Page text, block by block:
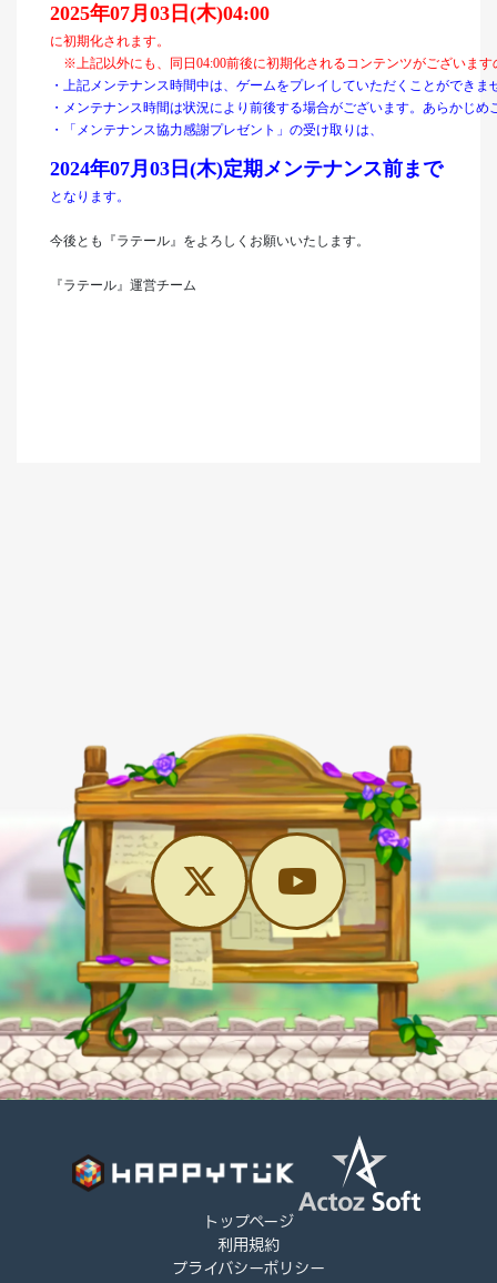
2025年07月03日(木)04:00
に初期化されます。
※上記以外にも、同日04:00前後に初期化されるコンテンツがございます
・上記メンテナンス時間中は、ゲームをプレイしていただくことができま
・メンテナンス時間は状況により前後する場合がございます。あらかじめ
・「メンテナンス協力感謝プレゼント」の受け取りは、
2024年07月03日(木)定期メンテナンス前まで
となります。
今後とも『ラテール』をよろしくお願いいたします。
『ラテール』運営チーム
トップページ
利用規約
プライバシーポリシー